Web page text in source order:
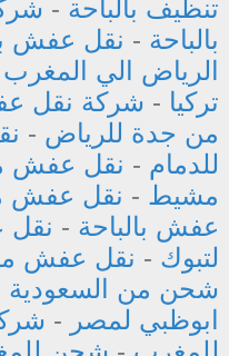
تنظيف بالباحة -
بالباحة - نقل عفش
الرياض الي المغرب
تركيا - شركة نقل
من جدة للرياض -
للدمام - نقل عفش
مشيط - نقل عفش
عفش بالباحة -
لتبوك - نقل عفش
شحن من السعودية
ابوظبي لمصر -